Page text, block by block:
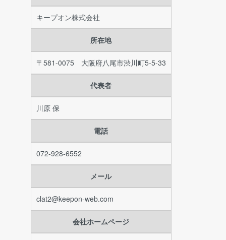
キープオン株式会社
所在地
〒581-0075 大阪府八尾市渋川町5-5-33
代表者
川原 保
電話
072-928-6552
メール
clat2@keepon-web.com
会社ホームページ